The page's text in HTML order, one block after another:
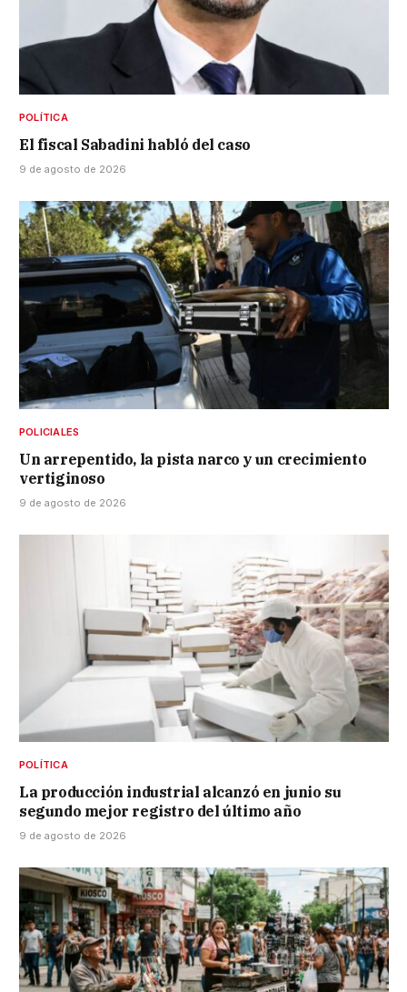
POLÍTICA
El fiscal Sabadini habló del caso
9 de agosto de 2026
POLICIALES
Un arrepentido, la pista narco y un crecimiento
vertiginoso
9 de agosto de 2026
POLÍTICA
La producción industrial alcanzó en junio su
segundo mejor registro del último año
9 de agosto de 2026